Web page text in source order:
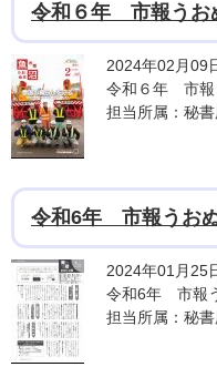
令和６年 市報うお
2024年02月09
令和６年 市報
担当所属：秘
令和6年 市報うお
2024年01月25
令和6年 市報
担当所属：秘